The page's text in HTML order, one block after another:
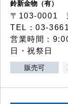
鈴新金物（有）
〒103-0001
TEL：03-
営業時間：
日・祝祭日
販売可